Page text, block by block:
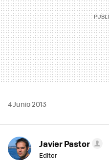
4 Junio 2013
Javier Pastor
Editor